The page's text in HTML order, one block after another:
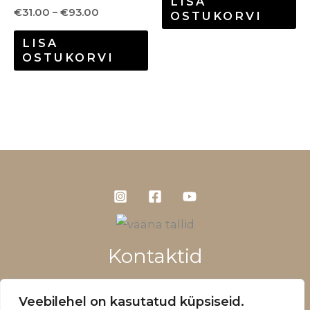
Veebilehel on kasutatud küpsiseid.
€31.00 – €93.00
LISA
OSTUKORVI
OSTUKORVI
Kontaktid
+372 5660 1028